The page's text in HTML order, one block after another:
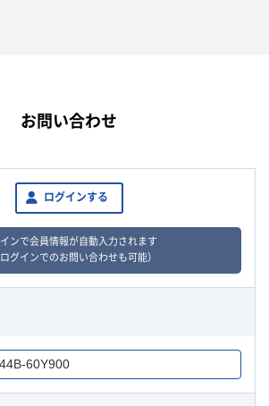
お問い合わせ
ログインする
ンで会員情報が自動入力されます
ログインでのお問い合わせも可能）